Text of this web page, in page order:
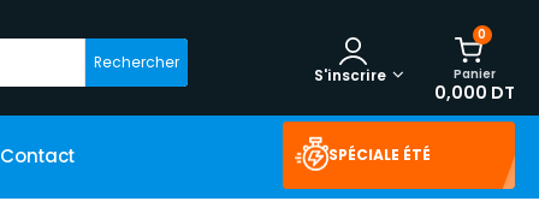
Rechercher
0
Panier
0,000 DT
S'inscrire
Contact SPÉCIALE ÉTÉ